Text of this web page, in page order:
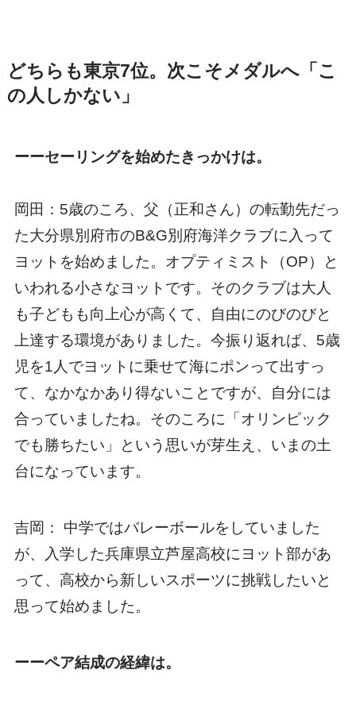
どちらも東京7位。次こそメダルへ「こ
の人しかない」
ーーセーリングを始めたきっかけは。
岡田：5歳のころ、父（正和さん）の転勤先だっ
た大分県別府市のB&G別府海洋クラブに入って
ヨットを始めました。オプティミスト（OP）と
いわれる小さなヨットです。そのクラブは大人
も子どもも向上心が高くて、自由にのびのびと
上達する環境がありました。今振り返れば、5歳
児を1人でヨットに乗せて海にポンって出すっ
て、なかなかあり得ないことですが、自分には
合っていましたね。そのころに「オリンピック
でも勝ちたい」という思いが芽生え、いまの土
台になっています。
吉岡： 中学ではバレーボールをしていました
が、入学した兵庫県立芦屋高校にヨット部があ
って、高校から新しいスポーツに挑戦したいと
思って始めました。
ーーペア結成の経緯は。